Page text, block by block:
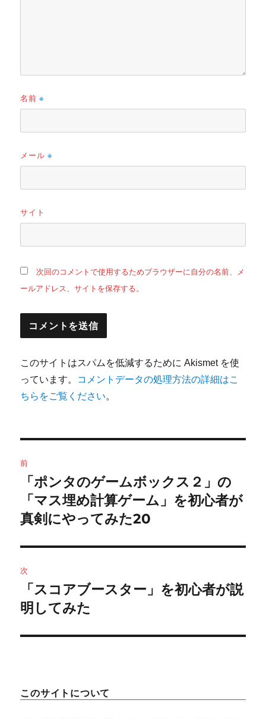
名前※
メール※
サイト
次回のコメントで使用するためブラウザーに自分の名前、メ
ールアドレス、サイトを保存する。
このサイトはスパムを低減するために Akismet を使
っています。 コメントデータの処理方法の詳細はこ
ちらをご覧ください。
稿
ナ
ビ
ゲ
ー
シ
前
前
の
投
「ポンタのゲームボックス２」の
「マス埋め計算ゲーム」を初心者が
真剣にやってみた20
次
次
の
稿:
「スコアブースター」を初心者が説
明してみた
このサイトについて